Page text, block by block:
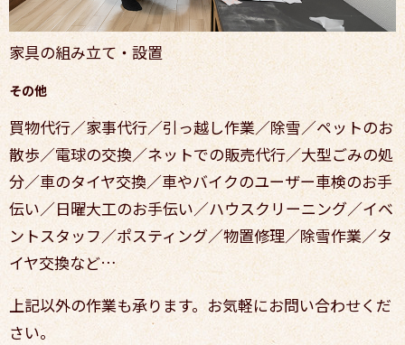
家具の組み立て・設置
その他
買物代行／家事代行／引っ越し作業／除雪／ペットのお
散歩／電球の交換／ネットでの販売代行／大型ごみの処
分／車のタイヤ交換／車やバイクのユーザー車検のお手
伝い／日曜大工のお手伝い／ハウスクリーニング／イベ
ントスタッフ／ポスティング／物置修理／除雪作業／タ
イヤ交換など…
上記以外の作業も承ります。お気軽にお問い合わせくだ
さい。